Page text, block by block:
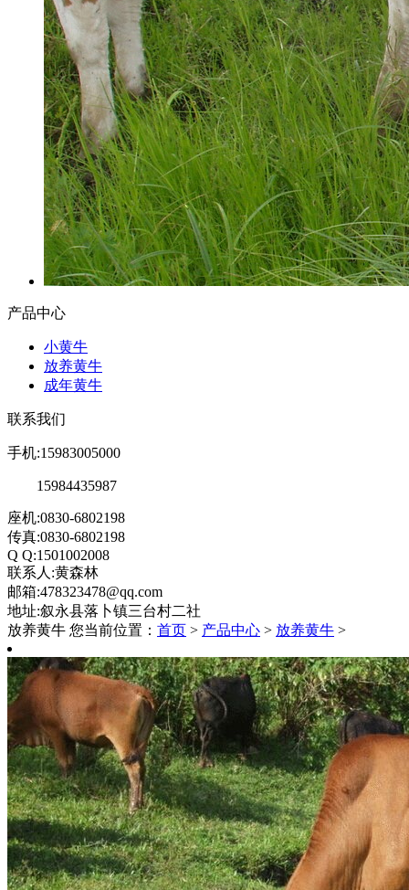
产品中心
小黄牛
放养黄牛
成年黄牛
联系我们
手机:15983005000
15984435987
座机:0830-6802198
传真:0830-6802198
Q Q:1501002008
联系人:黄森林
邮箱:478323478@qq.com
地址:叙永县落卜镇三台村二社
放养黄牛 您当前位置： 首页 > 产品中心 > 放养黄牛 >